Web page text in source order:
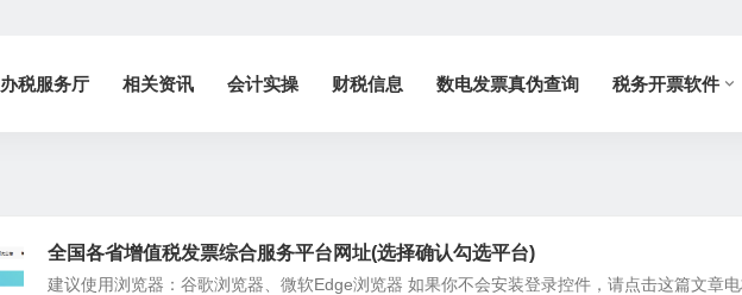
办税服务厅 相关资讯 会计实操 财税信息 数电发票真伪查询 税务开票软件
全国各省增值税发票综合服务平台网址(选择确认勾选平台)
建议使用浏览器：谷歌浏览器、微软Edge浏览器 如果你不会安装登录控件，请点击这篇文章